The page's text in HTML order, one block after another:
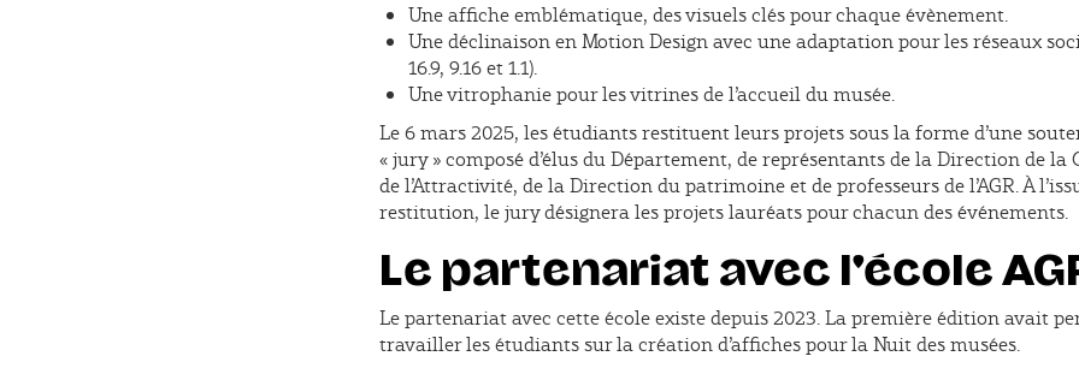
Une affiche emblématique, des visuels clés pour chaque évènement.
Une déclinaison en Motion Design avec une adaptation pour les réseaux
16.9, 9.16 et 1.1).
Une vitrophanie pour les vitrines de l’accueil du musée.
Le 6 mars 2025, les étudiants restituent leurs projets sous la forme d’une
« jury » composé d’élus du Département, de représentants de la Direction de
de l’Attractivité, de la Direction du patrimoine et de professeurs de l’AGR. À
restitution, le jury désignera les projets lauréats pour chacun des événements.
Le partenariat avec l'école
Le partenariat avec cette école existe depuis 2023. La première édition avait
travailler les étudiants sur la création d’affiches pour la Nuit des musées.